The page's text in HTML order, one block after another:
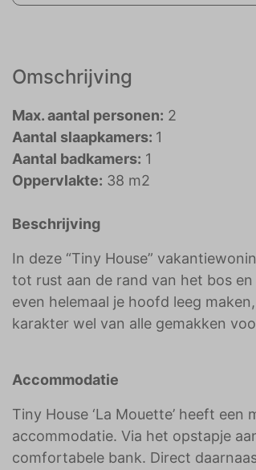
Omschrijving
Max. aantal personen: 2
Aantal slaapkamers: 1
Aantal badkamers: 1
Oppervlakte: 38 m2
Beschrijving
In deze “Tiny House”
tot rust aan de rand van het bos
even helemaal je hoofd leeg
karakter wel van alle gemakken
Accommodatie
Tiny House ‘La Mouette’ heeft
accommodatie. Via het opstapje
comfortabele bank. Direct